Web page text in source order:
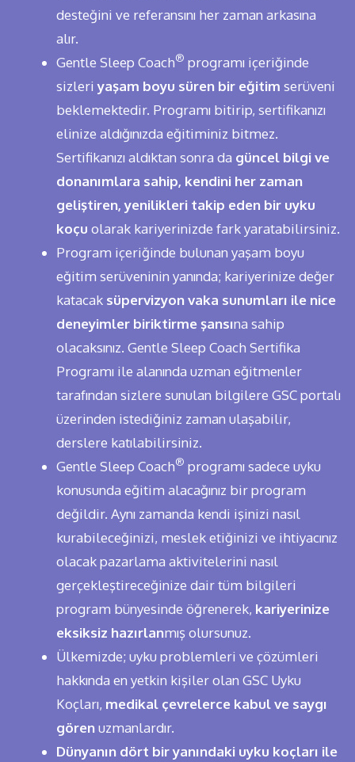
desteğini ve referansını her zaman arkasına
alır.
Gentle Sleep Coach® programı içeriğinde
sizleriyaşam boyu süren bir eğitim serüveni
beklemektedir. Programı bitirip, sertifikanızı
elinize aldığınızda eğitiminiz bitmez.
Sertifikanızı aldıktan sonra da güncel bilgi ve
donanımlara sahip, kendini her zaman
geliştiren, yenilikleri takip eden bir uyku
koçu olarak kariyerinizde fark yaratabilirsiniz.
Program içeriğinde bulunan yaşam boyu
eğitim serüveninin yanında; kariyerinize değer
katacak süpervizyon vaka sunumları ile nice
deneyimler biriktirme şansına sahip
olacaksınız. Gentle Sleep Coach Sertifika
Programı ile alanında uzman eğitmenler
tarafından sizlere sunulan bilgilere GSC portalı
üzerinden istediğiniz zaman ulaşabilir,
derslere katılabilirsiniz.
Gentle Sleep Coach® programı sadece uyku
konusunda eğitim alacağınız bir program
değildir. Aynı zamanda kendi işinizi nasıl
kurabileceğinizi, meslek etiğinizi ve ihtiyacınız
olacak pazarlama aktivitelerini nasıl
gerçekleştireceğinize dair tüm bilgileri
program bünyesinde öğrenerek, kariyerinize
eksiksiz hazırlanmış olursunuz.
Ülkemizde; uyku problemleri ve çözümleri
hakkında en yetkin kişiler olan GSC Uyku
Koçları, medikal çevrelerce kabul ve saygı
görenuzmanlardır.
Dünyanın dört bir yanındaki uyku koçları ile